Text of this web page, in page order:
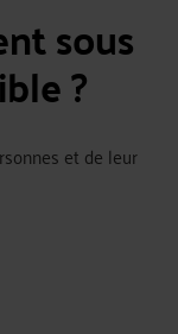
sous
?
et de leur